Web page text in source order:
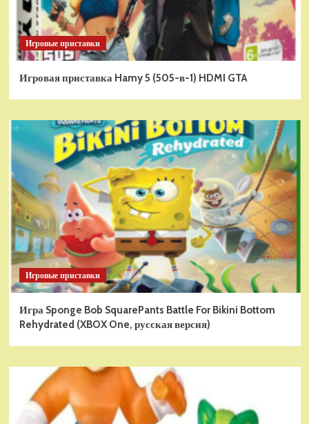
Игровые приставки
Игровая приставка Hamy 5 (505-в-1) HDMI GTA
Игровые приставки
Игра Sponge Bob SquarePants Battle For Bikini Bottom
Rehydrated (XBOX One, русская версия)